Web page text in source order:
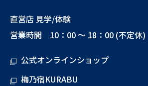
直営店 見学/体験
営業時間 10：00 ～ 18：00 (不定休)
公式オンラインショップ
梅乃宿KURABU